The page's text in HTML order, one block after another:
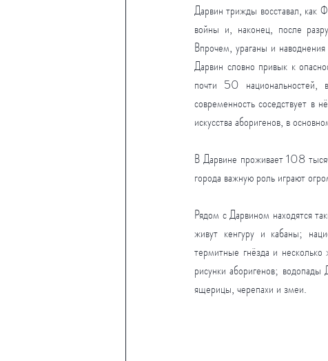
Дарвин трижды восставал, как
войны и, наконец, после
Впрочем, ураганы и
Дарвин словно привык к
почти 50
современность соседствует в
искусства аборигенов, в
В Дарвине проживает 108
города важную роль играют
Рядом с Дарвином находятся
живут кенгуру и кабаны;
термитные гнёзда и
рисунки аборигенов;
ящерицы, черепахи и змеи.